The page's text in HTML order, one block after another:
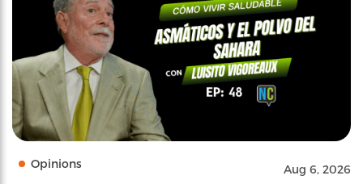
Opinions Aug 6, 2026